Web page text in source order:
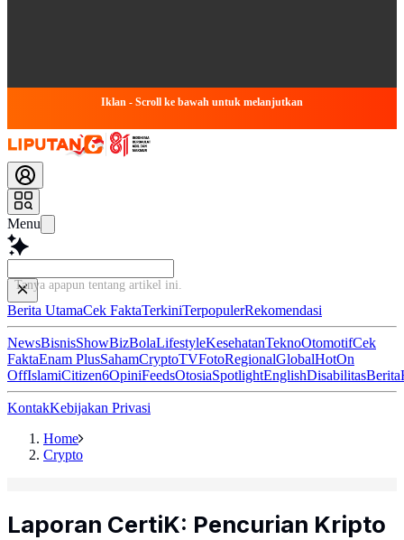
Iklan - Scroll ke bawah untuk melanjutkan
Menu
Tanya apapun tentang artikel ini...
Berita UtamaCek FaktaTerkiniTerpopulerRekomendasi
NewsBisnisShowBizBolaLifestyleKesehatanTeknoOtomotifCek
FaktaEnam PlusSahamCryptoTVFotoRegionalGlobalHotOn
OffIslamiCitizen6OpiniFeedsOtosiaSpotlightEnglishDisabilitasBerita
KontakKebijakan Privasi
Home
Crypto
Laporan CertiK: Pencurian Kripto